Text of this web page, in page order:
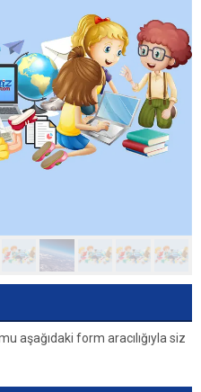
aşağıdaki form aracılığıyla siz